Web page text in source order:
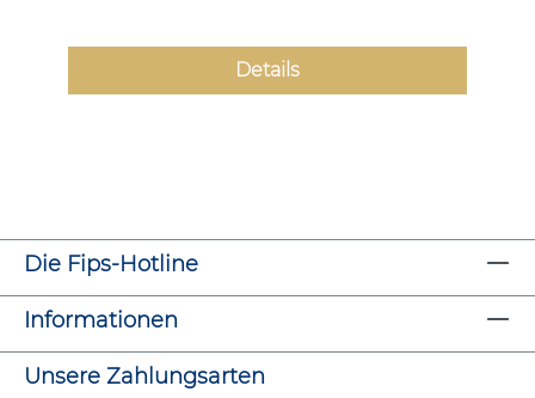
Details
Die Fips-Hotline
Informationen
Unsere Zahlungsarten